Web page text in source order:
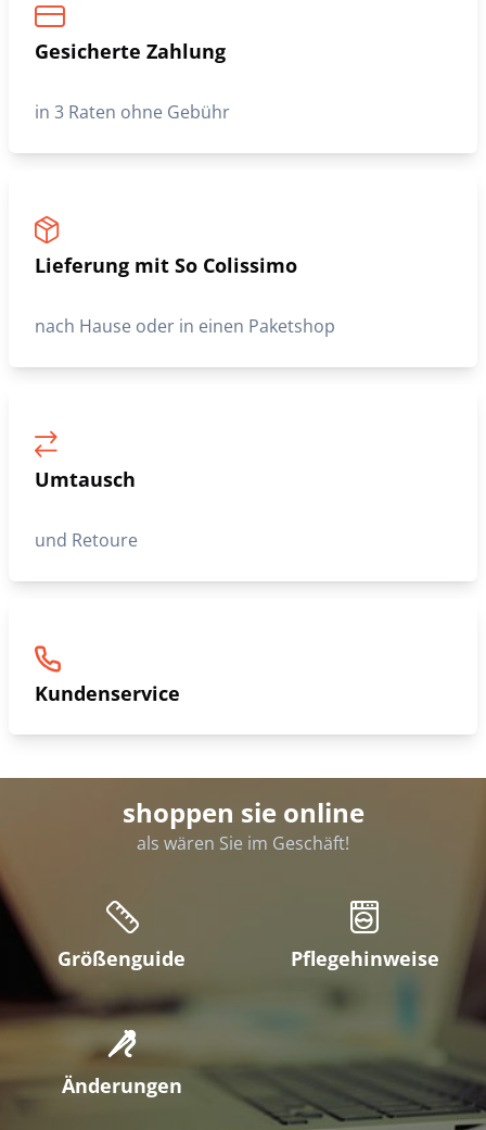
Gesicherte Zahlung
in 3 Raten ohne Gebühr
Lieferung mit So Colissimo
nach Hause oder in einen Paketshop
Umtausch
und Retoure
Kundenservice
shoppen sie online
als wären Sie im Geschäft!
Größenguide Pflegehinweise
Änderungen